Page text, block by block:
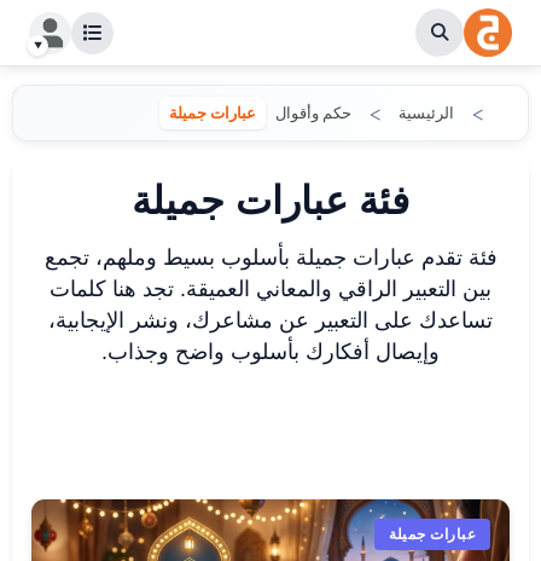
عبارات جميلة حكم وأقوال الرئيسية
فئة عبارات جميلة
فئة تقدم عبارات جميلة بأسلوب بسيط وملهم، تجمع
بين التعبير الراقي والمعاني العميقة. تجد هنا كلمات
تساعدك على التعبير عن مشاعرك، ونشر الإيجابية،
وإيصال أفكارك بأسلوب واضح وجذاب.
عبارات جميلة